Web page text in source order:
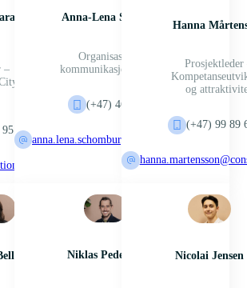
–
60
Anna-Lena Schomburg
Organisasjons- og
kommunikasjonsansvarlig
(+47) 46 38 53 42
anna.lena.schomburg@constructioncity.no
Hanna
Prosjektleder
og
(+47) 99 89
Niklas Pedersen Nicolai Jensen